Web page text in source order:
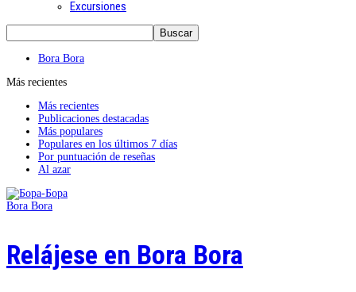
Excursiones
Bora Bora
Más recientes
Más recientes
Publicaciones destacadas
Más populares
Populares en los últimos 7 días
Por puntuación de reseñas
Al azar
Bora Bora
Relájese en Bora Bora